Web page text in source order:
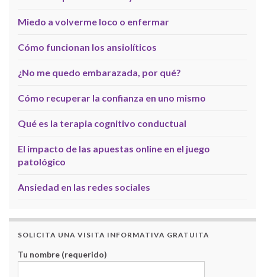
Miedo a volverme loco o enfermar
Cómo funcionan los ansiolíticos
¿No me quedo embarazada, por qué?
Cómo recuperar la confianza en uno mismo
Qué es la terapia cognitivo conductual
El impacto de las apuestas online en el juego
patológico
Ansiedad en las redes sociales
SOLICITA UNA VISITA INFORMATIVA GRATUITA
Tu nombre (requerido)